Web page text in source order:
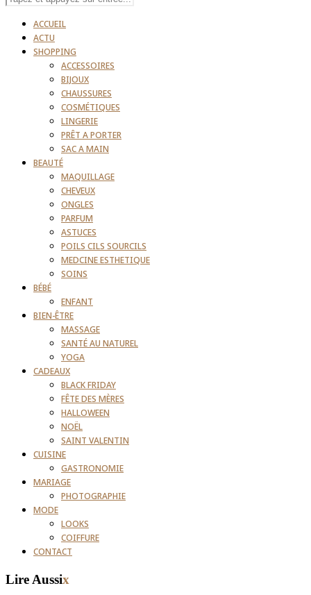
ACCUEIL
ACTU
SHOPPING
ACCESSOIRES
BIJOUX
CHAUSSURES
COSMÉTIQUES
LINGERIE
PRÊT A PORTER
SAC A MAIN
BEAUTÉ
MAQUILLAGE
CHEVEUX
ONGLES
PARFUM
ASTUCES
POILS CILS SOURCILS
MEDCINE ESTHETIQUE
SOINS
BÉBÉ
ENFANT
BIEN-ÊTRE
MASSAGE
SANTÉ AU NATUREL
YOGA
CADEAUX
BLACK FRIDAY
FÊTE DES MÈRES
HALLOWEEN
NOËL
SAINT VALENTIN
CUISINE
GASTRONOMIE
MARIAGE
PHOTOGRAPHIE
MODE
LOOKS
COIFFURE
CONTACT
Lire Aussix